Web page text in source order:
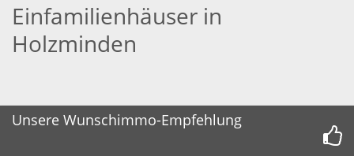
Einfamilienhäuser in
Holzminden
Unsere Wunschimmo-Empfehlung